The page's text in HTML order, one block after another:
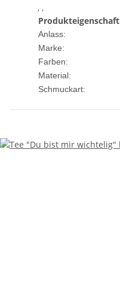
, ,
Produkteigenschaft
Anlass:
Marke:
Farben:
Material:
Schmuckart: